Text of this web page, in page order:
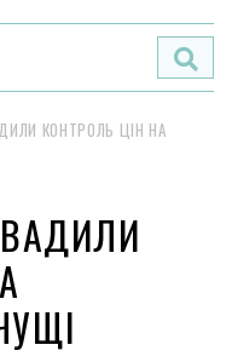
КОНТРОЛЬ ЦІН НА